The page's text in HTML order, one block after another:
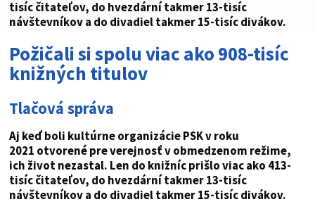
tisíc čitateľov, do hvezdární takmer 13-tisíc
návštevníkov a do divadiel takmer 15-tisíc divákov.
Požičali si spolu viac ako 908-tisíc
knižných titulov
Tlačová správa
Aj keď boli kultúrne organizácie PSK v roku
2021 otvorené pre verejnosť v obmedzenom režime,
ich život nezastal. Len do knižníc prišlo viac ako 413-
tisíc čitateľov, do hvezdární takmer 13-tisíc
návštevníkov a do divadiel takmer 15-tisíc divákov.